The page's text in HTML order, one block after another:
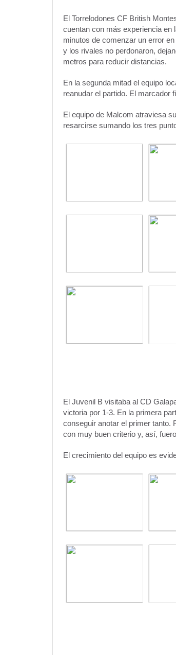
El Torrelodones CF British
cuentan con más experiencia en
minutos de comenzar un error
y los rivales no perdonaron,
metros para reducir distancias.
En la segunda mitad el equipo
reanudar el partido. El marcador
El equipo de Malcom atraviesa
resarcirse sumando los tres
El Juvenil B visitaba al CD
victoria por 1-3. En la primera
conseguir anotar el primer tanto.
con muy buen criterio y, así,
El crecimiento del equipo es